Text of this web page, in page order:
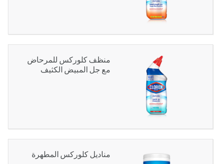
منظف كلوركس للمرحاض
مع جل المبيض الكثيف
مناديل كلوركس المطهرة